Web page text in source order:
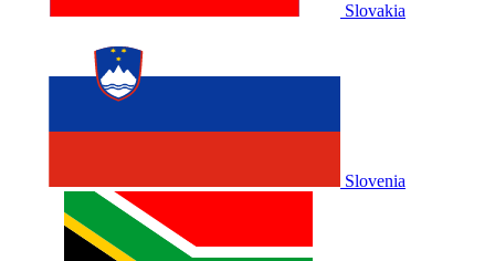
Slovakia
Slovenia